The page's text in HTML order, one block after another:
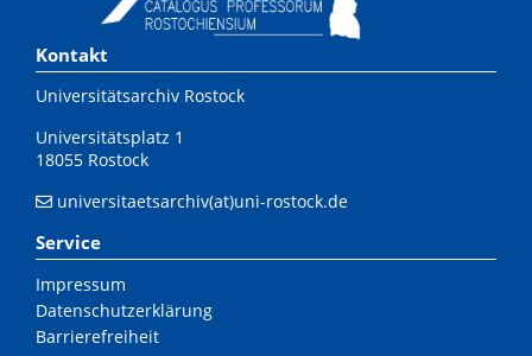
Kontakt
Universitätsarchiv Rostock
Universitätsplatz 1
18055 Rostock
universitaetsarchiv(at)uni-rostock.de
Service
Impressum
Datenschutzerklärung
Barrierefreiheit